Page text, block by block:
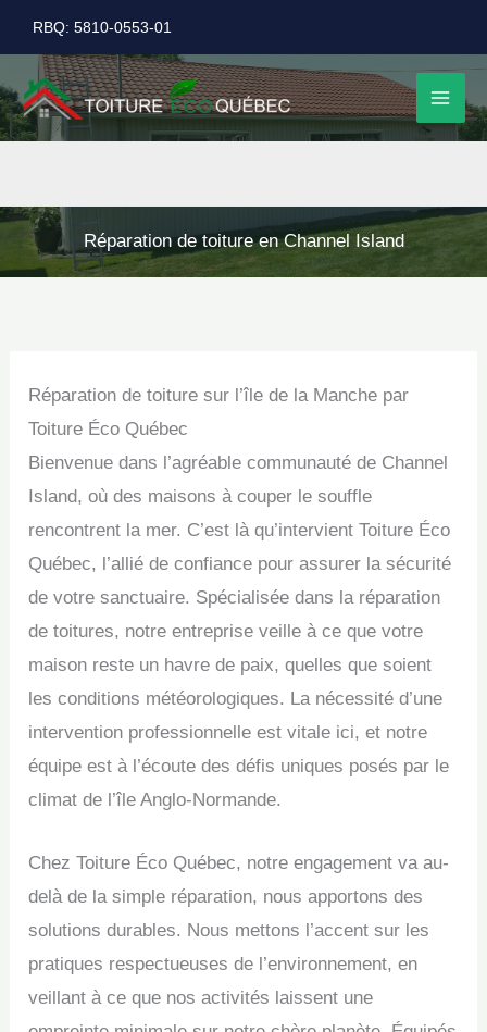
au
contenu
RBQ: 5810-0553-01
Réparation de toiture en Channel Island
Réparation de toiture sur l’île de la Manche par
Toiture Éco Québec
Bienvenue dans l’agréable communauté de Channel
Island, où des maisons à couper le souffle
rencontrent la mer. C’est là qu’intervient Toiture Éco
Québec, l’allié de confiance pour assurer la sécurité
de votre sanctuaire. Spécialisée dans la réparation
de toitures, notre entreprise veille à ce que votre
maison reste un havre de paix, quelles que soient
les conditions météorologiques. La nécessité d’une
intervention professionnelle est vitale ici, et notre
équipe est à l’écoute des défis uniques posés par le
climat de l’île Anglo-Normande.
Chez Toiture Éco Québec, notre engagement va au-
delà de la simple réparation, nous apportons des
solutions durables. Nous mettons l’accent sur les
pratiques respectueuses de l’environnement, en
veillant à ce que nos activités laissent une